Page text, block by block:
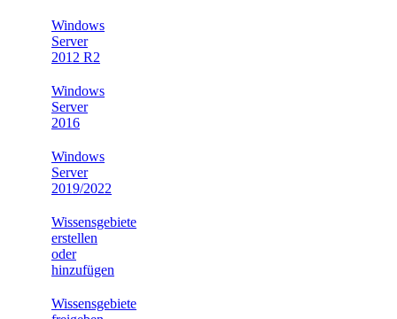
Windows
Server
2012 R2
Windows
Server
2016
Windows
Server
2019/2022
Wissensgebiete
erstellen
oder
hinzufügen
Wissensgebiete